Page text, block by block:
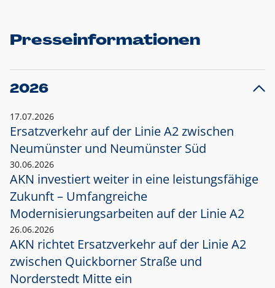
Presseinformationen
2026
17.07.2026
Ersatzverkehr auf der Linie A2 zwischen
Neumünster und Neumünster Süd
30.06.2026
AKN investiert weiter in eine leistungsfähige
Zukunft – Umfangreiche
Modernisierungsarbeiten auf der Linie A2
26.06.2026
AKN richtet Ersatzverkehr auf der Linie A2
zwischen Quickborner Straße und
Norderstedt Mitte ein